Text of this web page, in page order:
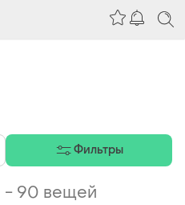
- 90 вещей
Фильтры